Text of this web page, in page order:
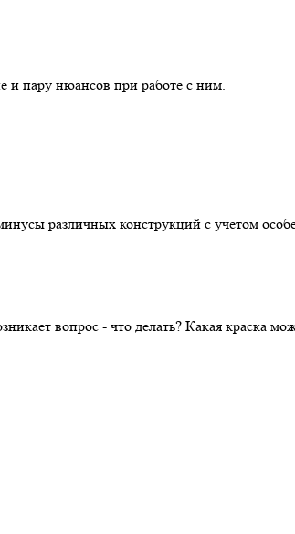
и пару нюансов при работе с ним.
различных конструкций с учетом
вопрос - что делать? Какая краска